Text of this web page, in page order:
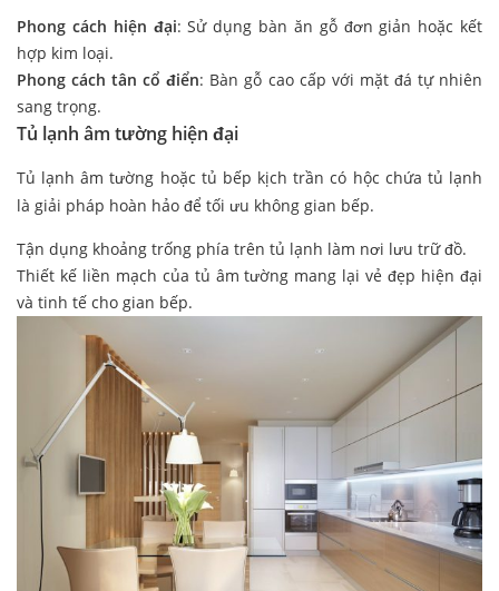
Phong cách hiện đại: Sử dụng bàn ăn gỗ đơn giản hoặc kết
hợp kim loại.
Phong cách tân cổ điển: Bàn gỗ cao cấp với mặt đá tự nhiên
sang trọng.
Tủ lạnh âm tường hiện đại
Tủ lạnh âm tường hoặc tủ bếp kịch trần có hộc chứa tủ lạnh
là giải pháp hoàn hảo để tối ưu không gian bếp.
Tận dụng khoảng trống phía trên tủ lạnh làm nơi lưu trữ đồ.
Thiết kế liền mạch của tủ âm tường mang lại vẻ đẹp hiện đại
và tinh tế cho gian bếp.